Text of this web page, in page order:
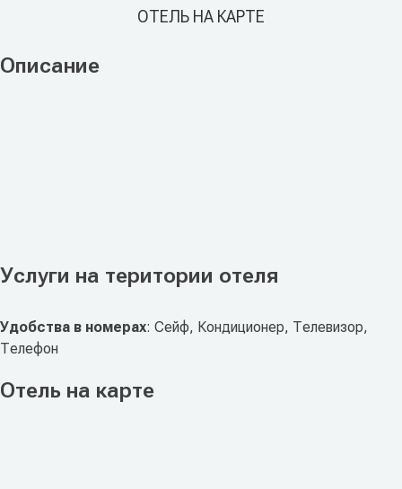
ОТЕЛЬ НА КАРТЕ
Описание
Услуги на територии отеля
Удобства в номерах: Сейф, Кондиционер, Телевизор,
Телефон
Отель на карте